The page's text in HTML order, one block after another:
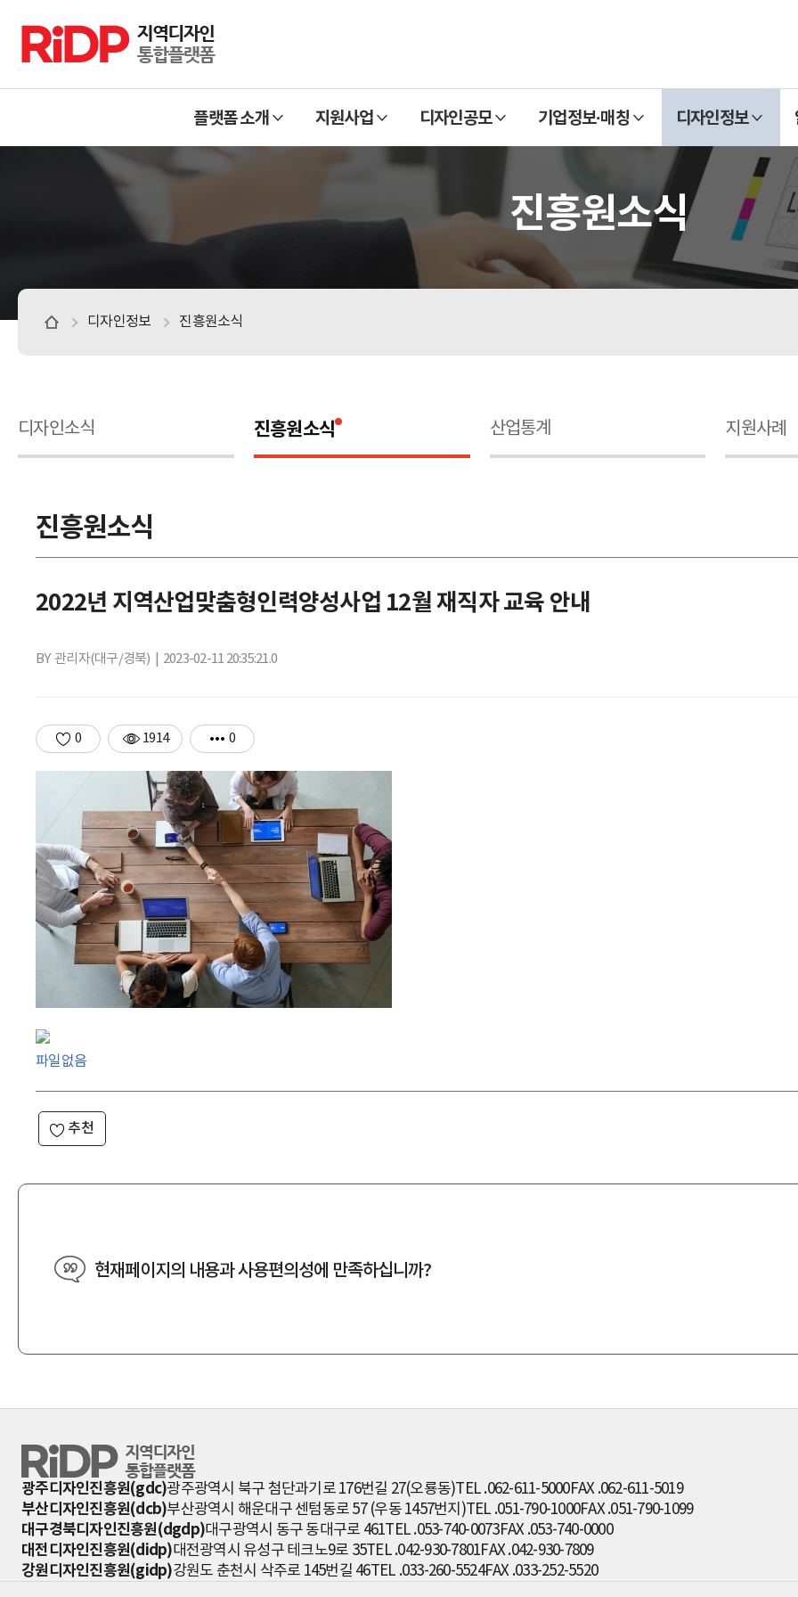
RiDP 지역디자인 통합플랫폼
플랫폼 소개
열
기
지원사업
열
기
디자인공모
열
기
기업정보·매칭
열
기
디자인정보
열
기
진흥원소식
디자인정보 진흥원소식
디자인소식 진흥원소식 산업통계 지원사례
진흥원소식
2022년 지역산업맞춤형인력양성사업 12월 재직자 교육 안내
BY 관리자(대구/경북) | 2023-02-11 20:35:21.0
추
천
0
회
수
1914
글
수
0
파일없음
추천
현재페이지의 내용과 사용편의성에 만족하십니까?
RiDP 지역디자인 통합플랫폼
광주디자인진흥원(gdc)광주광역시 북구 첨단과기로 176번길 27(오룡동)TEL .062-611-5000FAX .062-611-5019
부산디자인진흥원(dcb)부산광역시 해운대구 센텀동로 57 (우동 1457번지)TEL .051-790-1000FAX .051-790-1099
대구경북디자인진흥원(dgdp)대구광역시 동구 동대구로 461TEL .053-740-0073FAX .053-740-0000
대전디자인진흥원(didp)대전광역시 유성구 테크노9로 35TEL .042-930-7801FAX .042-930-7809
강원디자인진흥원(gidp)강원도 춘천시 삭주로 145번길 46TEL .033-260-5524FAX .033-252-5520